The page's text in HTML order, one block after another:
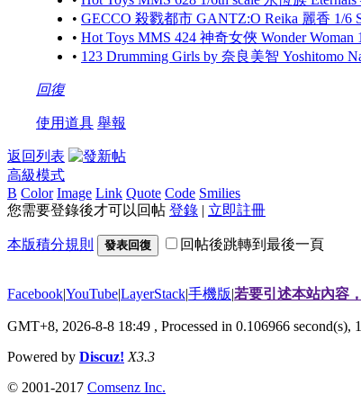
• GECCO 殺戮都市 GANTZ:O Reika 麗香 1/6
• Hot Toys MMS 424 神奇女俠 Wonder Woman
• 123 Drumming Girls by 奈良美智 Yoshitomo
回復
使用道具 舉報
返回列表
高級模式
B Color Image Link Quote Code Smilies
您需要登錄後才可以回帖 登錄 | 立即註冊
本版積分規則 發表回復 回帖後跳轉到最後一頁
Facebook|YouTube|LayerStack|手機版|若要引述本站內容
GMT+8, 2026-8-8 18:49 , Processed in 0.106966
Powered by Discuz! X3.3
© 2001-2017 Comsenz Inc.